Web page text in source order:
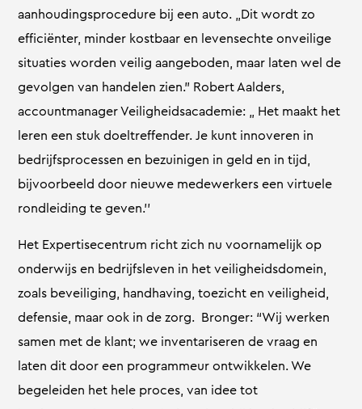
aanhoudingsprocedure bij een auto. „Dit wordt zo
efficiënter, minder kostbaar en levensechte onveilige
situaties worden veilig aangeboden, maar laten wel de
gevolgen van handelen zien.” Robert Aalders,
accountmanager Veiligheidsacademie: „ Het maakt het
leren een stuk doeltreffender. Je kunt innoveren in
bedrijfsprocessen en bezuinigen in geld en in tijd,
bijvoorbeeld door nieuwe medewerkers een virtuele
rondleiding te geven.’’
Het Expertisecentrum richt zich nu voornamelijk op
onderwijs en bedrijfsleven in het veiligheidsdomein,
zoals beveiliging, handhaving, toezicht en veiligheid,
defensie, maar ook in de zorg. Bronger: “Wij werken
samen met de klant; we inventariseren de vraag en
laten dit door een programmeur ontwikkelen. We
begeleiden het hele proces, van idee tot